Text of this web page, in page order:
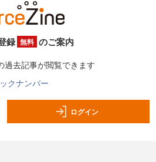
録 無料 のご案内
過去記事が閲覧できます
クナンバー
ログイン